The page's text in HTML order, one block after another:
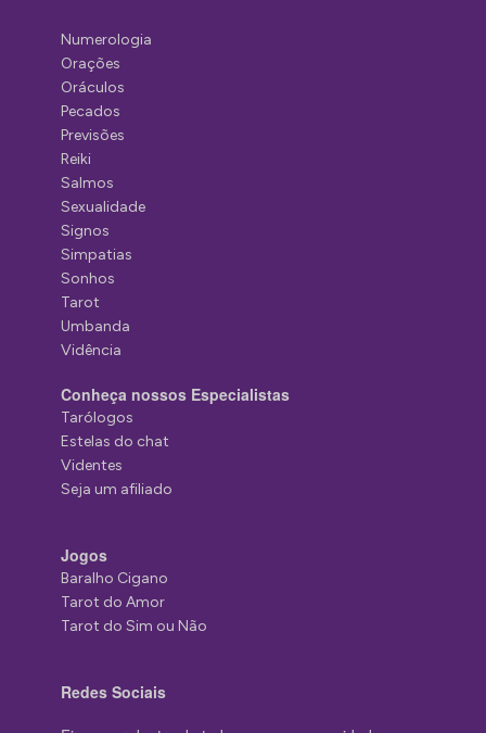
Numerologia
Orações
Oráculos
Pecados
Previsões
Reiki
Salmos
Sexualidade
Signos
Simpatias
Sonhos
Tarot
Umbanda
Vidência
Conheça nossos Especialistas
Tarólogos
Estelas do chat
Videntes
Seja um afiliado
Jogos
Baralho Cigano
Tarot do Amor
Tarot do Sim ou Não
Redes Sociais